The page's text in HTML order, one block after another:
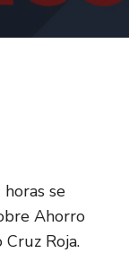
se
Ahorro
Roja.